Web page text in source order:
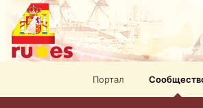
Портал
спорт, HD. + Огромная
сайта. Наш сайт: http://mir-
David16
Книги